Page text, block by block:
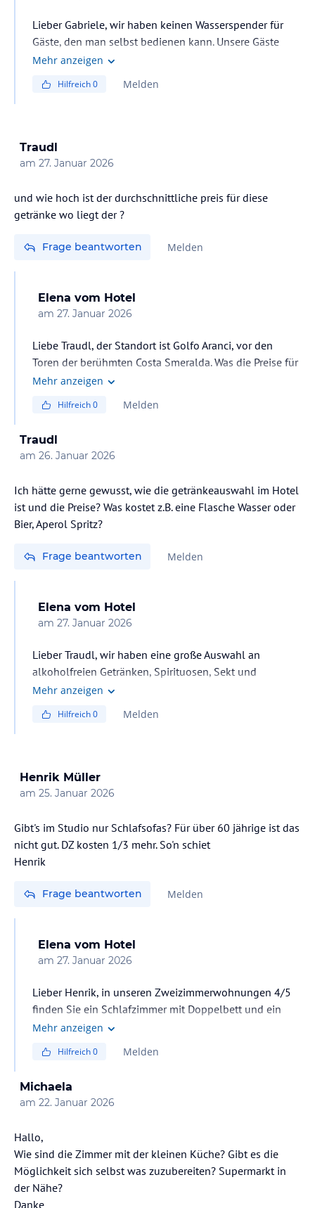
Lieber Gabriele, wir haben keinen Wasserspender für
Gäste, den man selbst bedienen kann. Unsere Gäste
können Getränke an der Bar Centrale oder an der
Mehr anzeigen
Hilfreich0 Melden
Traudl
am 27. Januar 2026
und wie hoch ist der durchschnittliche preis für diese
getränke wo liegt der ?
Frage beantworten Melden
Elena vom Hotel
am 27. Januar 2026
Liebe Traudl, der Standort ist Golfo Aranci, vor den
Toren der berühmten Costa Smeralda. Was die Preise für
2026 angeht, haben wir noch keine endgültigen
die Preise für 2025 geben. Ein Espresso kostet 1,80 €.
Bier ab 3,50 €. Eine Coca Cola und ähnliche Getränke 4
€. Longdrinks & Cocktails ab 8 €. Wein im Glas ab 5 €.
Mehr anzeigen
Hilfreich0 Melden
Traudl
am 26. Januar 2026
Ich hätte gerne gewusst, wie die getränkeauswahl im Hotel
ist und die Preise? Was kostet z.B. eine Flasche Wasser oder
Bier, Aperol Spritz?
Frage beantworten Melden
Elena vom Hotel
am 27. Januar 2026
Lieber Traudl, wir haben eine große Auswahl an
alkoholfreien Getränken, Spirituosen, Sekt und
Champagner sowie Kaffee und Softdrinks. Die Preise
Mehr anzeigen
Hilfreich0 Melden
Henrik Müller
am 25. Januar 2026
Gibt's im Studio nur Schlafsofas? Für über 60 jährige ist das
nicht gut. DZ kosten 1/3 mehr. So'n schiet
Henrik
Frage beantworten Melden
Elena vom Hotel
am 27. Januar 2026
Lieber Henrik, in unseren Zweizimmerwohnungen 4/5
finden Sie ein Schlafzimmer mit Doppelbett und ein
Wohnzimmer mit Doppelschlafsofa und einem dritten
sich das Doppelschlafsofa im Wohnzimmer und ein
Schlafsofas wurden durch feste Betten mit sehr
bequemen Delorean-Matratzen ersetzt. Die Hotelzimmer
neben der Kategorie einen anderen Service, der den
höheren Preis im Vergleich zum 3*-Bereich der
Residence rechtfertigt.
Mehr anzeigen
Hilfreich0 Melden
Michaela
am 22. Januar 2026
Hallo,
Wie sind die Zimmer mit der kleinen Küche? Gibt es die
Möglichkeit sich selbst was zuzubereiten? Supermarkt in
der Nähe?
Danke